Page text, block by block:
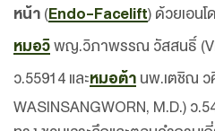
หน้า(Endo-Facelift) ด้วยเอน
หมอวิพญ.วิภาพรรณ วัสสนธิ์
ว.55914 และหมอต้านพ.เตชิณ ว
WASINSANGWORN, M.D.) ว